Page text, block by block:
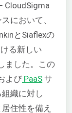
CloudSigma
において、
とSiaflexの
る新しい
ました。この
よび PaaS サ
織に対し
住性を備え